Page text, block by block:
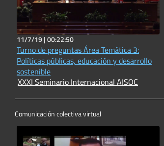
11/7/19 |00:22:50
Turno de preguntas Área Temática 3:
Políticas públicas, educación y desarrollo
sostenible
XXXI Seminario Internacional AISOC
Comunicación colectiva virtual